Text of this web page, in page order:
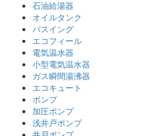
石油給湯器
オイルタンク
バスイング
エコフィール
電気温水器
小型電気温水器
ガス瞬間湯沸器
エコキュート
ポンプ
加圧ポンプ
浅井戸ポンプ